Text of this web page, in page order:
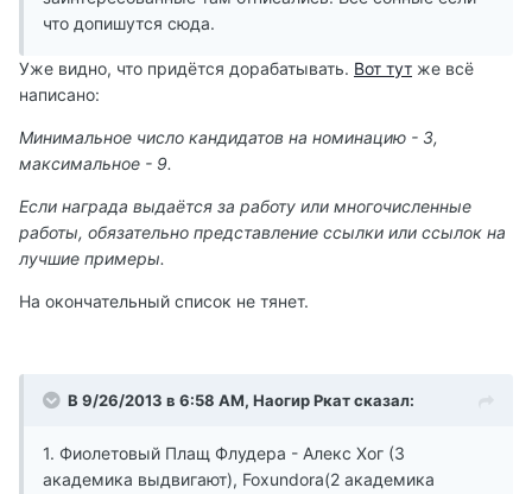
что допишутся сюда.
Уже видно, что придётся дорабатывать. Вот тут же всё
написано:
Минимальное число кандидатов на номинацию - 3,
максимальное - 9.
Если награда выдаётся за работу или многочисленные
работы, обязательно представление ссылки или ссылок на
лучшие примеры.
На окончательный список не тянет.
В 9/26/2013 в 6:58 AM, Наогир Ркат сказал:
1. Фиолетовый Плащ Флудера - Алекс Хог (3
академика выдвигают), Foxundora(2 академика